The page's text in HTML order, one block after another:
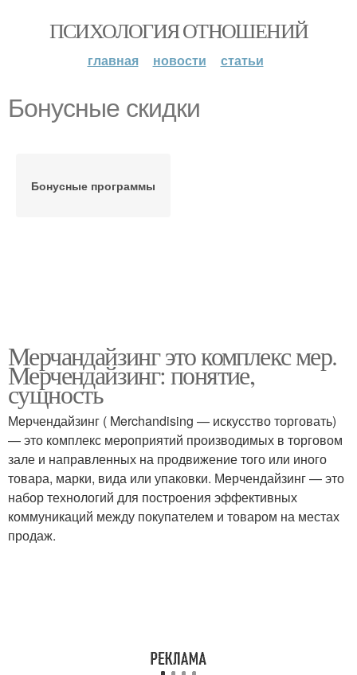
ПСИХОЛОГИЯ ОТНОШЕНИЙ
главная новости статьи
Бонусные скидки
Бонусные программы
Мерчандайзинг это комплекс мер.
Мерчендайзинг: понятие,
сущность
Мерчендайзинг ( Merchandising — искусство торговать)
— это комплекс мероприятий производимых в торговом
зале и направленных на продвижение того или иного
товара, марки, вида или упаковки. Мерчендайзинг — это
набор технологий для построения эффективных
коммуникаций между покупателем и товаром на местах
продаж.